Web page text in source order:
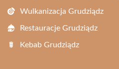
Wulkanizacja Grudziądz
Restauracje Grudziądz
Kebab Grudziądz